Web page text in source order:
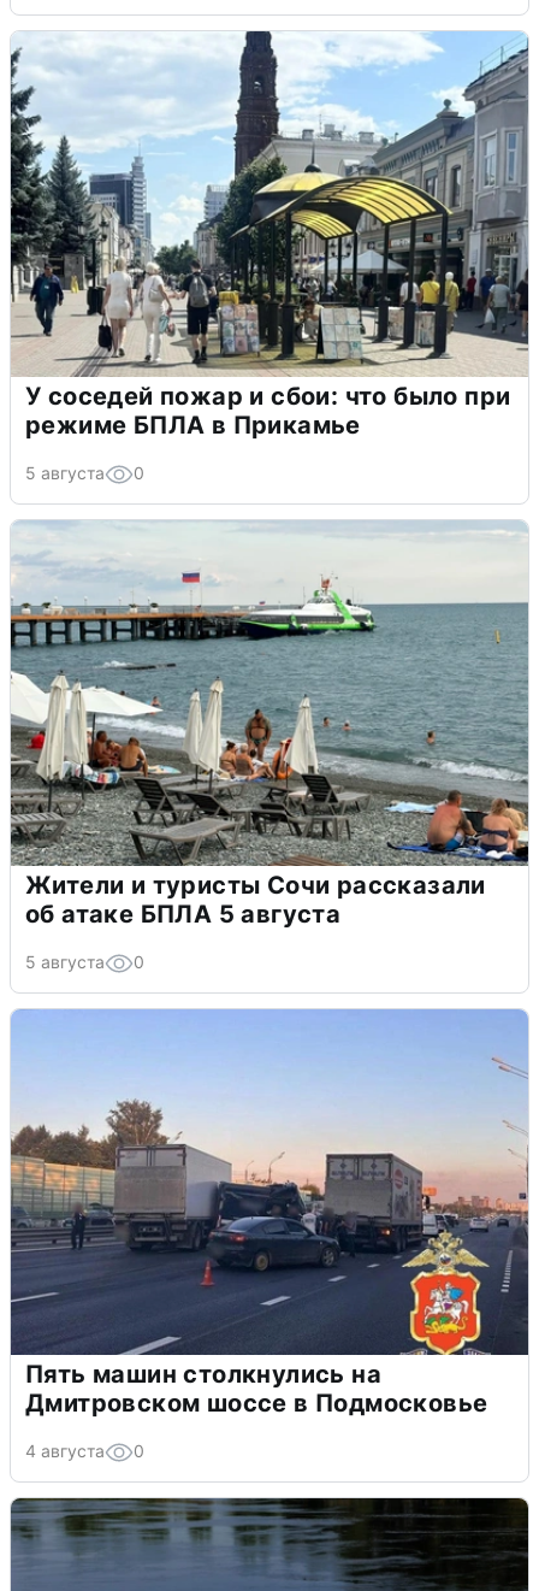
У соседей пожар и сбои: что было при
режиме БПЛА в Прикамье
5 августа 0
Жители и туристы Сочи рассказали
об атаке БПЛА 5 августа
5 августа 0
Пять машин столкнулись на
Дмитровском шоссе в Подмосковье
4 августа 0